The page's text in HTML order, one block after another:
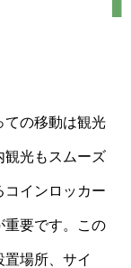
ての移動は観光
観光もスムーズ
コインロッカー
重要です。この
場所、サイ